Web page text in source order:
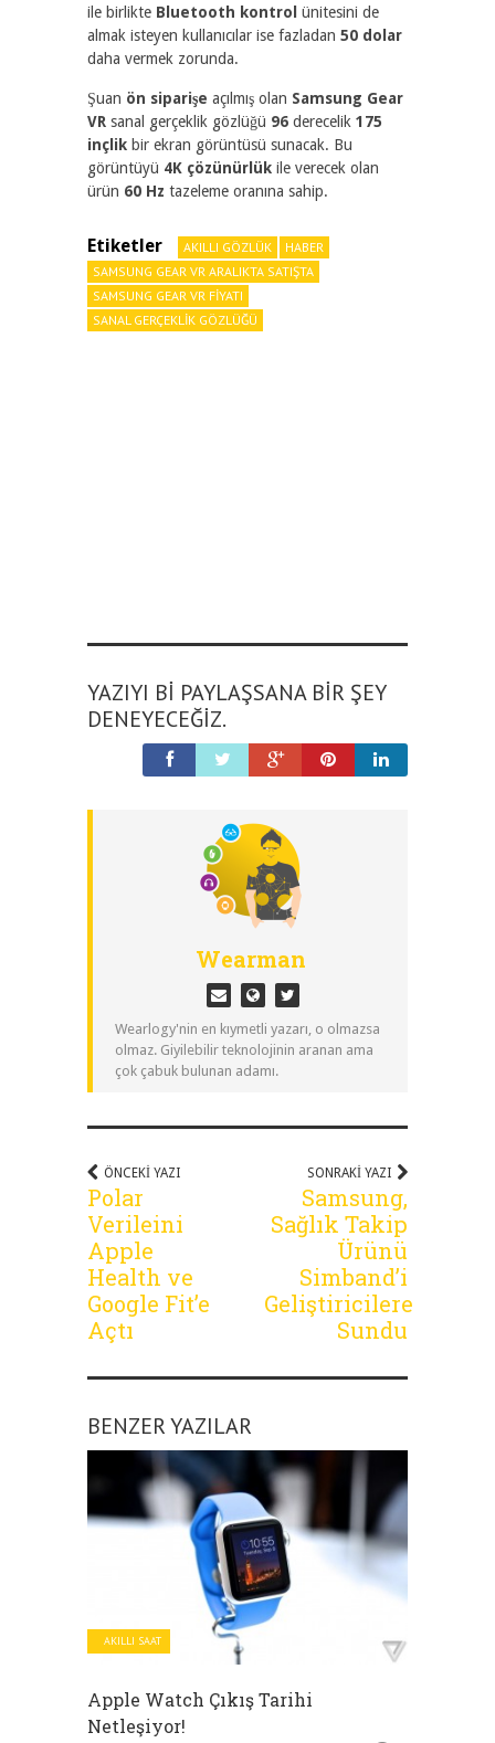
ile birlikte Bluetooth kontrol ünitesini de
almak isteyen kullanıcılar ise fazladan 50 dolar
daha vermek zorunda.
Şuan ön siparişe açılmış olan Samsung Gear
VR sanal gerçeklik gözlüğü 96 derecelik 175
inçlik bir ekran görüntüsü sunacak. Bu
görüntüyü 4K çözünürlük ile verecek olan
ürün 60 Hz tazeleme oranına sahip.
Etiketler AKILLI GÖZLÜK
HABER
SAMSUNG GEAR VR ARALIKTA SATIŞTA
SAMSUNG GEAR VR FIYATI
SANAL GERÇEKLIK GÖZLÜĞÜ
YAZIYI BI PAYLAŞSANA BIR ŞEY
DENEYECEĞIZ.
Wearman
Wearlogy'nin en kıymetli yazarı, o olmazsa
olmaz. Giyilebilir teknolojinin aranan ama
çok çabuk bulunan adamı.
ÖNCEKI YAZI
Polar
Verileini
Apple
Health ve
Google Fit’e
Açtı
SONRAKI YAZI
Samsung,
Sağlık Takip
Ürünü
Simband’i
Geliştiricilere
Sundu
BENZER YAZILAR
AKILLI SAAT
Apple Watch Çıkış Tarihi
Netleşiyor!